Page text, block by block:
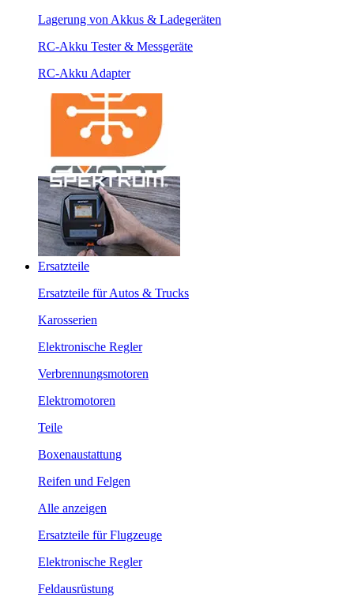
Lagerung von Akkus & Ladegeräten
RC-Akku Tester & Messgeräte
RC-Akku Adapter
Ersatzteile
Ersatzteile für Autos & Trucks
Karosserien
Elektronische Regler
Verbrennungsmotoren
Elektromotoren
Teile
Boxenaustattung
Reifen und Felgen
Alle anzeigen
Ersatzteile für Flugzeuge
Elektronische Regler
Feldausrüstung